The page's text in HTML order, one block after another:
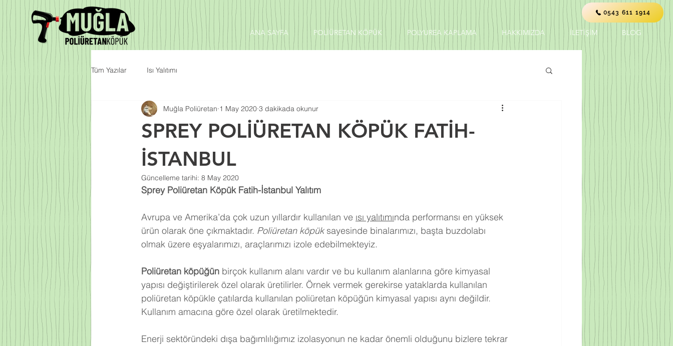
ANA SAYFA POLİÜRETAN KÖPÜK POLYUREA KAPLAMA HAKKIMIZDA İLETİŞİM BLOG
0543 611 1914
Tüm Yazılar Isı Yalıtımı
SPREY POLİÜRETAN KÖPÜK FATİH-
İSTANBUL
Muğla Poliüretan 1 May 2020 3 dakikada okunur
Güncelleme tarihi: 8 May 2020
Sprey Poliüretan Köpük Fatih-İstanbul Yalıtım
Avrupa ve Amerika’da çok uzun yıllardır kullanılan ve ısı yalıtımında performansı en yüksek
ürün olarak öne çıkmaktadır. Poliüretan köpük sayesinde binalarımızı, başta buzdolabı
olmak üzere eşyalarımızı, araçlarımızı izole edebilmekteyiz.
Poliüretan köpüğün birçok kullanım alanı vardır ve bu kullanım alanlarına göre kimyasal
yapısı değiştirilerek özel olarak üretilirler. Örnek vermek gerekirse yataklarda kullanılan
poliüretan köpükle çatılarda kullanılan poliüretan köpüğün kimyasal yapısı aynı değildir.
Kullanım amacına göre özel olarak üretilmektedir.
Enerji sektöründeki dışa bağımlılığımız izolasyonun ne kadar önemli olduğunu bizlere tekrar